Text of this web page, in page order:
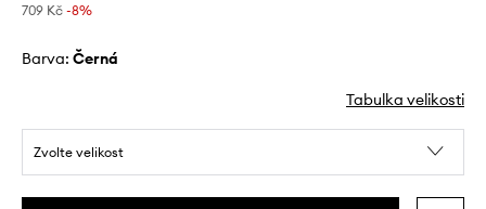
709 Kč -8%
Barva: černá
Tabulka velikosti
Zvolte velikost